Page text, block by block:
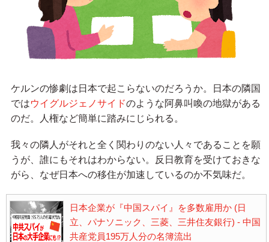
ケルンの惨劇は日本で起こらないのだろうか。日本の隣国
ではウイグルジェノサイドのような阿鼻叫喚の地獄がある
のだ。人権など簡単に踏みにじられる。
我々の隣人がそれと全く関わりのない人々であることを願
うが、誰にもそれはわからない。反日教育を受けておきな
がら、なぜ日本への移住が加速しているのか不気味だ。
日本企業が『中国スパイ』を多数雇用か (日
立、パナソニック、三菱、三井住友銀行) - 中国
共産党員195万人分の名簿流出